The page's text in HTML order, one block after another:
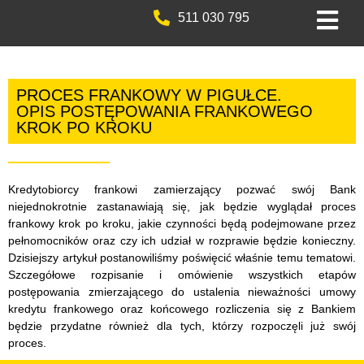
511 030 795
PROCES FRANKOWY W PIGUŁCE.
OPIS POSTĘPOWANIA FRANKOWEGO
KROK PO KROKU
Kredytobiorcy frankowi zamierzający pozwać swój Bank
niejednokrotnie zastanawiają się, jak będzie wyglądał proces
frankowy krok po kroku, jakie czynności będą podejmowane przez
pełnomocników oraz czy ich udział w rozprawie będzie konieczny.
Dzisiejszy artykuł postanowiliśmy poświęcić właśnie temu tematowi.
Szczegółowe rozpisanie i omówienie wszystkich etapów
postępowania zmierzającego do ustalenia nieważności umowy
kredytu frankowego oraz końcowego rozliczenia się z Bankiem
będzie przydatne również dla tych, którzy rozpoczęli już swój
proces.